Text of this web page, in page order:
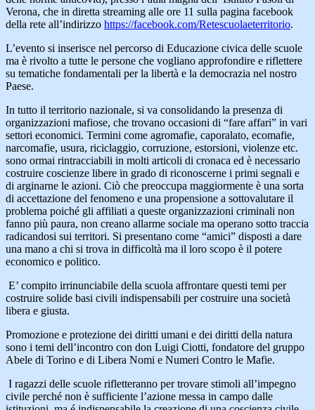
Verona, che in diretta streaming alle ore 11 sulla pagina facebook
della rete all’indirizzo https://facebook.com/Retescuolaeterritorio.
L’evento si inserisce nel percorso di Educazione civica delle scuole
ma è rivolto a tutte le persone che vogliano approfondire e riflettere
su tematiche fondamentali per la libertà e la democrazia nel nostro
Paese.
In tutto il territorio nazionale, si va consolidando la presenza di
organizzazioni mafiose, che trovano occasioni di “fare affari” in vari
settori economici. Termini come agromafie, caporalato, ecomafie,
narcomafie, usura, riciclaggio, corruzione, estorsioni, violenze etc.
sono ormai rintracciabili in molti articoli di cronaca ed è necessario
costruire coscienze libere in grado di riconoscerne i primi segnali e
di arginarne le azioni. Ciò che preoccupa maggiormente è una sorta
di accettazione del fenomeno e una propensione a sottovalutare il
problema poiché gli affiliati a queste organizzazioni criminali non
fanno più paura, non creano allarme sociale ma operano sotto traccia
radicandosi sui territori. Si presentano come “amici” disposti a dare
una mano a chi si trova in difficoltà ma il loro scopo è il potere
economico e politico.
E’ compito irrinunciabile della scuola affrontare questi temi per
costruire solide basi civili indispensabili per costruire una società
libera e giusta.
Promozione e protezione dei diritti umani e dei diritti della natura
sono i temi dell’incontro con don Luigi Ciotti, fondatore del gruppo
Abele di Torino e di Libera Nomi e Numeri Contro le Mafie.
I ragazzi delle scuole rifletteranno per trovare stimoli all’impegno
civile perché non è sufficiente l’azione messa in campo dalle